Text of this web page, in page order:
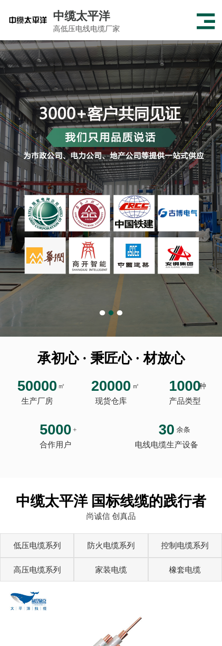
中缆太平洋
高低压电线电缆厂家
承初心 · 秉匠心 · 材放心
50000 ㎡
生产厂房
20000 ㎡
现货仓库
1000种
产品类型
5000 +
合作用户
30 余条
电线电缆生产设备
中缆太平洋 国标线缆的践行者
尚诚信 创真品
低压电缆系列 防火电缆系列 控制电缆系列
高压电缆系列 家装电缆 橡套电缆